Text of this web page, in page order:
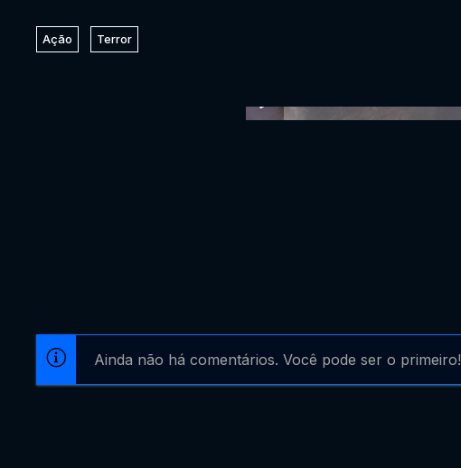
Ação Terror
Ainda não há comentários. Você pode ser o primeiro!